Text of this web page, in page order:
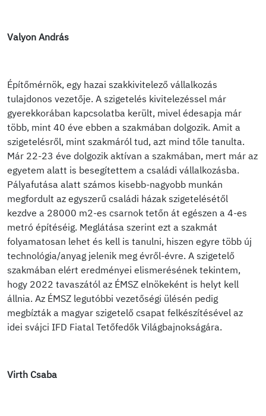
Valyon András
Építőmérnök, egy hazai szakkivitelező vállalkozás
tulajdonos vezetője. A szigetelés kivitelezéssel már
gyerekkorában kapcsolatba került, mivel édesapja már
több, mint 40 éve ebben a szakmában dolgozik. Amit a
szigetelésről, mint szakmáról tud, azt mind tőle tanulta.
Már 22-23 éve dolgozik aktívan a szakmában, mert már az
egyetem alatt is besegítettem a családi vállalkozásba.
Pályafutása alatt számos kisebb-nagyobb munkán
megfordult az egyszerű családi házak szigetelésétől
kezdve a 28000 m2-es csarnok tetőn át egészen a 4-es
metró építéséig. Meglátása szerint ezt a szakmát
folyamatosan lehet és kell is tanulni, hiszen egyre több új
technológia/anyag jelenik meg évről-évre. A szigetelő
szakmában elért eredményei elismerésének tekintem,
hogy 2022 tavaszától az ÉMSZ elnökeként is helyt kell
állnia. Az ÉMSZ legutóbbi vezetőségi ülésén pedig
megbízták a magyar szigetelő csapat felkészítésével az
idei svájci IFD Fiatal Tetőfedők Világbajnokságára.
Virth Csaba